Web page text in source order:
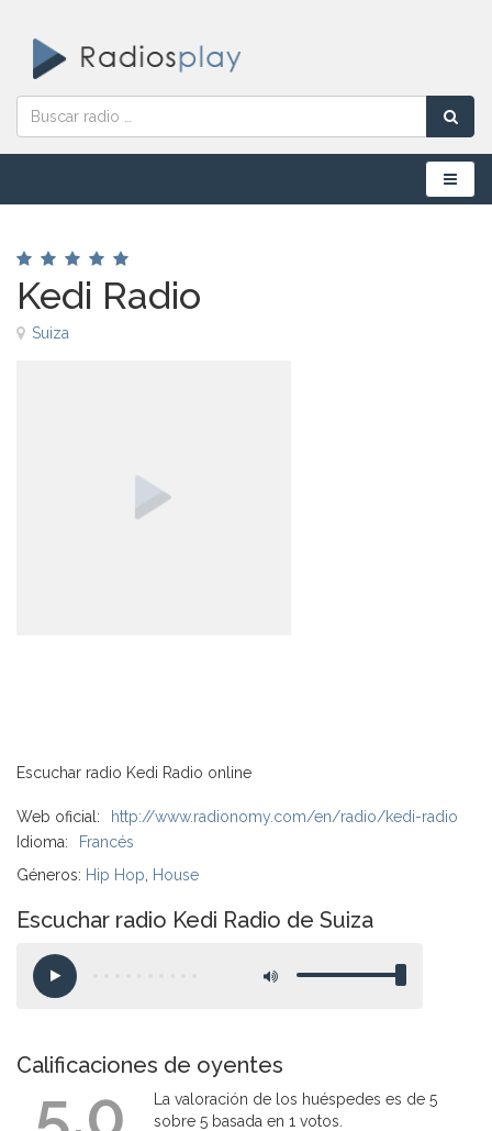
Menú
Kedi Radio
Suiza
Escuchar radio Kedi Radio online
Web oficial:
http://www.radionomy.com/en/radio/kedi-radio
Idioma:
Francés
Géneros: Hip Hop House
Escuchar radio Kedi Radio de Suiza
Calificaciones de oyentes
5.0
La valoración de los huéspedes es de 5
sobre 5 basada en 1 votos.